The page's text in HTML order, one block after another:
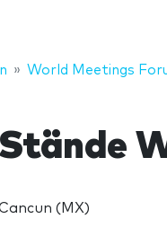
World Meetings
Stände
(MX)